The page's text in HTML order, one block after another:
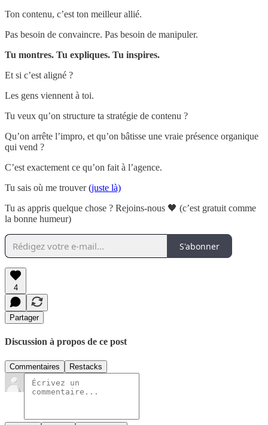
Ton contenu, c’est ton meilleur allié.
Pas besoin de convaincre. Pas besoin de manipuler.
Tu montres. Tu expliques. Tu inspires.
Et si c’est aligné ?
Les gens viennent à toi.
Tu veux qu’on structure ta stratégie de contenu ?
Qu’on arrête l’impro, et qu’on bâtisse une vraie présence organique
qui vend ?
C’est exactement ce qu’on fait à l’agence.
Tu sais où me trouver(juste là)
Tu as appris quelque chose ? Rejoins-nous 🖤 (c’est gratuit comme
la bonne humeur)
S'abonner
4
Partager
Discussion à propos de ce post
Commentaires Restacks